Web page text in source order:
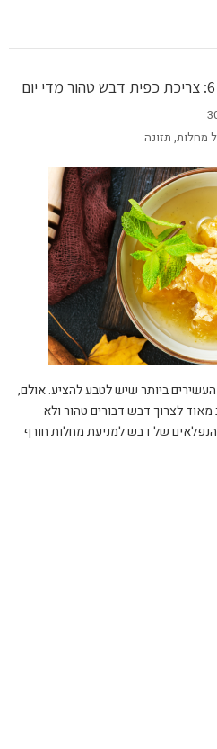
מחלות, תזונה
ביותר שיש לטבע להציע. אולם,
לצרוך דבש דבורים טהור ולא
של דבש למניעת מחלות חורף